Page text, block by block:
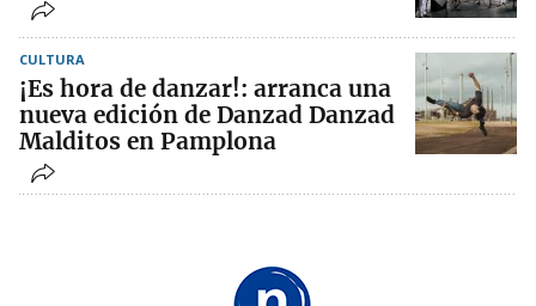
CULTURA
¡Es hora de danzar!: arranca una
nueva edición de Danzad Danzad
Malditos en Pamplona